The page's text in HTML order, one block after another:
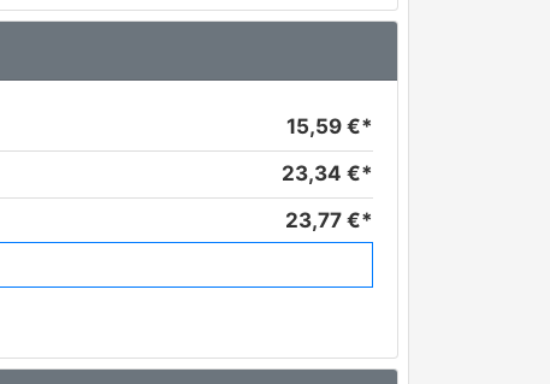
15,59 €*
23,34 €*
23,77 €*
29,11 €*